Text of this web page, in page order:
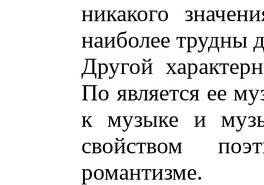
никакого
наиболее трудны
Другой
По является ее
к музыке и
свойством